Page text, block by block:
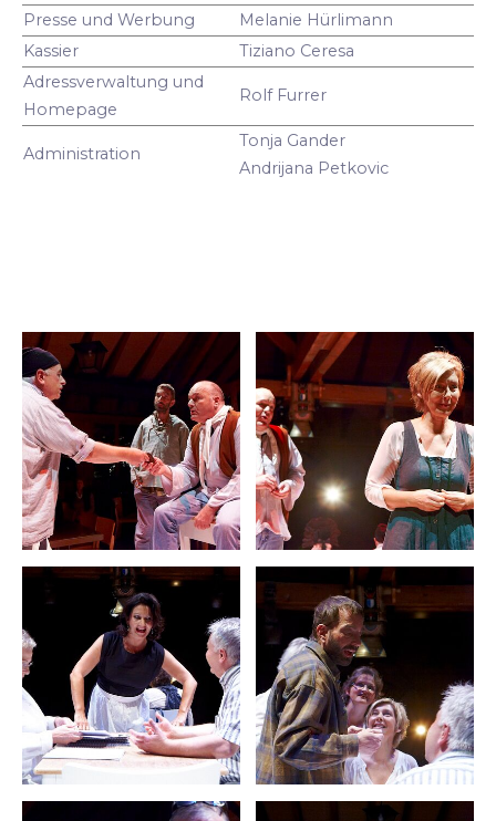
Presse und Werbung
Melanie Hürlimann
Kassier
Tiziano Ceresa
Adressverwaltung und
Homepage
Rolf Furrer
Administration
Tonja Gander
Andrijana Petkovic